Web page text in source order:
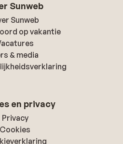
Sunweb
Sunweb
op vakantie
& media
en privacy
Privacy
Cookies